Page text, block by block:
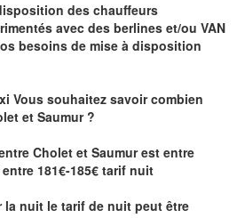
des chauffeurs
avec des berlines et/ou VAN
besoins de mise à disposition
Vous souhaitez savoircombien
et Saumur ?
Cholet et Saumur est entre
181€-185€ tarif nuit
la nuit le tarif de nuit peut être